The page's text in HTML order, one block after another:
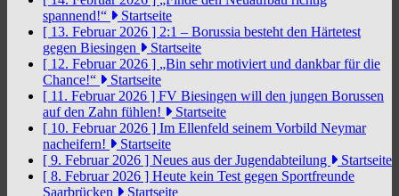
spannend!“
Startseite
[ 13. Februar 2026 ] 2:1 – Borussia besteht den Härtetest
gegen Biesingen
Startseite
[ 12. Februar 2026 ] „Bin sehr motiviert und dankbar für die
Chance!“
Startseite
[ 11. Februar 2026 ] FV Biesingen will den jungen Borussen
auf den Zahn fühlen!
Startseite
[ 10. Februar 2026 ] Im Ellenfeld seinem Vorbild Neymar
nacheifern!
Startseite
[ 9. Februar 2026 ] Neues aus der Jugendabteilung
Startseite
[ 8. Februar 2026 ] Heute kein Test gegen Sportfreunde
Saarbrücken
Startseite